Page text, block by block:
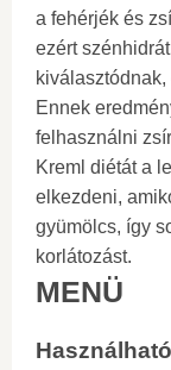
a fehérjék és
ezért
Ennek
felhasználni
Kreml diétát a
elkezdeni,
gyümölcs, így
korlátozást.
MENÜ